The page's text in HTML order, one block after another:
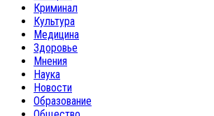
Криминал
Культура
Медицина
Здоровье
Мнения
Наука
Новости
Образование